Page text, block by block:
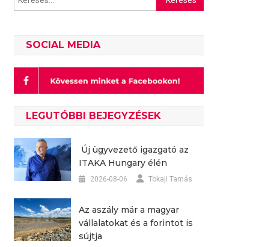
SOCIAL MEDIA
LEGUTÓBBI BEJEGYZÉSEK
Új ügyvezető igazgató az
ITAKA Hungary élén
2026-08-06 Tokaji Tamás
Az aszály már a magyar
vállalatokat és a forintot is
sújtja